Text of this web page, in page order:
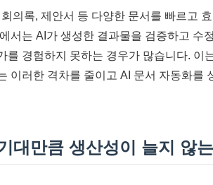
의록, 제안서 등 다양한 문서를 빠르고
서는 AI가 생성한 결과물을 검증하고 수
를 경험하지 못하는 경우가 많습니다. 이
이러한 격차를 줄이고 AI 문서 자동화를
대만큼 생산성이 늘지 않